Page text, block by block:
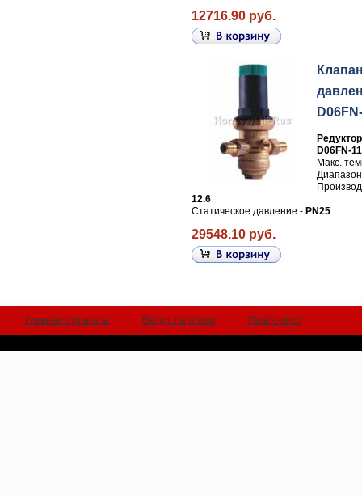
12716.90 руб.
D06FN-
Макс.
12.6
Статическое давление - PN25
29548.10 руб.
Главная страница Вход с паролем Прайс-лист